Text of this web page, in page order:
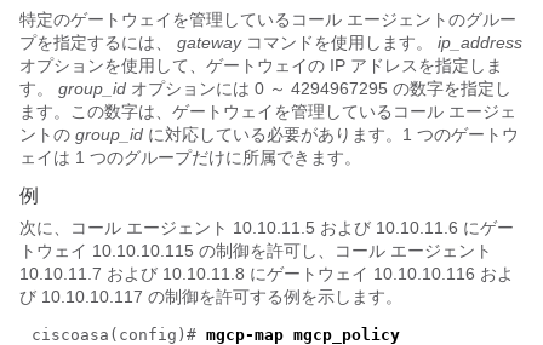
特定のゲートウェイを管理しているコール エージェントのグルー
プを指定するには、
gatewayコマンドを使用します。
ip_address
オプションを使用して、ゲートウェイの IP アドレスを指定しま
す。
group_id オプションには 0 ～ 4294967295 の数字を指定し
ます。この数字は、ゲートウェイを管理しているコール エージェ
ントの group_id に対応している必要があります。1 つのゲートウ
ェイは 1 つのグループだけに所属できます。
例
次に、コール エージェント 10.10.11.5 および 10.10.11.6 にゲー
トウェイ 10.10.10.115 の制御を許可し、コール エージェント
10.10.11.7 および 10.10.11.8 にゲートウェイ 10.10.10.116 およ
び 10.10.10.117 の制御を許可する例を示します。
ciscoasa(config)# mgcp-map mgcp_policy